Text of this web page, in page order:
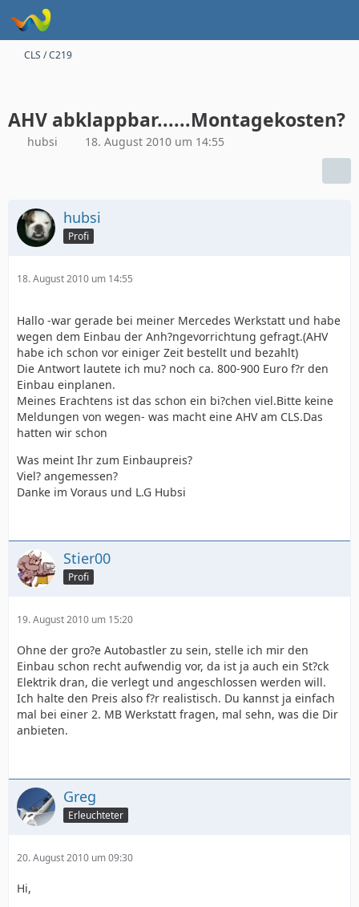
CLS / C219
AHV abklappbar......Montagekosten?
hubsi 18. August 2010 um 14:55
hubsi
Profi
18. August 2010 um 14:55
Hallo -war gerade bei meiner Mercedes Werkstatt und habe
wegen dem Einbau der Anh?ngevorrichtung gefragt.(AHV
habe ich schon vor einiger Zeit bestellt und bezahlt)
Die Antwort lautete ich mu? noch ca. 800-900 Euro f?r den
Einbau einplanen.
Meines Erachtens ist das schon ein bi?chen viel.Bitte keine
Meldungen von wegen- was macht eine AHV am CLS.Das
hatten wir schon
Was meint Ihr zum Einbaupreis?
Viel? angemessen?
Danke im Voraus und L.G Hubsi
Stier00
Profi
19. August 2010 um 15:20
Ohne der gro?e Autobastler zu sein, stelle ich mir den
Einbau schon recht aufwendig vor, da ist ja auch ein St?ck
Elektrik dran, die verlegt und angeschlossen werden will.
Ich halte den Preis also f?r realistisch. Du kannst ja einfach
mal bei einer 2. MB Werkstatt fragen, mal sehn, was die Dir
anbieten.
Greg
Erleuchteter
20. August 2010 um 09:30
Hi,